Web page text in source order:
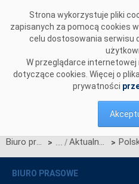
Strona wykorzystuje pliki
zapisanych za pomocą cookies
celu dostosowania serwisu
W przeglądarce
dotyczące cookies. Więcej o
prywatności
Biuro prasowe > Aktualności >
BIURO PRASOWE